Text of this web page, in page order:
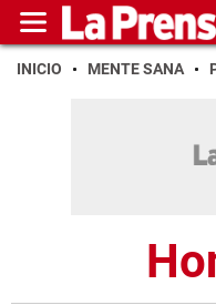
INICIO MENTE SANA